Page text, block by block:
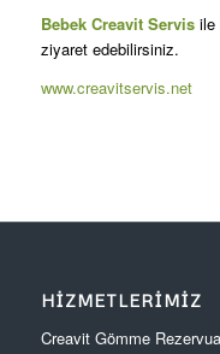
Bebek Creavit Servisile
ziyaret edebilirsiniz.
www.creavitservis.net
HIZMETLERIMIZ
Creavit Gömme